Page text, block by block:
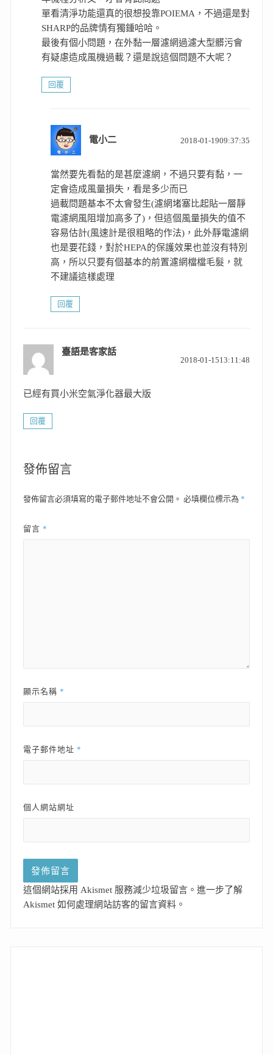
單看清淨功能還真的很想投靠POIEMA，不過還是對
SHARP的品牌情有獨鍾哈哈。
最後有個小問題，在外黏一層濾網過濾大型髒污會
有疑慮造成風機過載？還是說這個問題不大呢？
回覆
電小二 2018-01-1909:37:35
當然要先看黏的是甚麼濾網，不過只要有黏，一
定會造成風量損失，看是多少而已
過載問題基本不太會發生(濾網堵塞比起貼一層靜
電濾網風阻增加高多了)，但這個風量損失的值不
容易估計(風速計是很粗略的作法)，此外靜電濾網
也是要花錢，對於HEPA的保護效果也並沒有特別
高，所以只要有個基本的前置濾網檔檔毛髮，就
不建議這樣處理
回覆
臺語是客家話
2018-01-1513:11:48
已經有買小米空氣淨化器最大版
回覆
發佈留言
發佈留言必須填寫的電子郵件地址不會公開。 必填欄位標示為 *
留言 *
顯示名稱 *
電子郵件地址 *
個人網站網址
這個網站採用 Akismet 服務減少垃圾留言。 進一步了解
Akismet 如何處理網站訪客的留言資料 。